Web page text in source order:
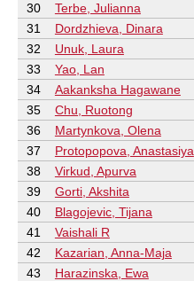
30
Terbe, Julianna
31
Dordzhieva, Dinara
32
Unuk, Laura
33
Yao, Lan
34
Aakanksha Hagawane
35
Chu, Ruotong
36
Martynkova, Olena
37
Protopopova, Anastasiya
38
Virkud, Apurva
39
Gorti, Akshita
40
Blagojevic, Tijana
41
Vaishali R
42
Kazarian, Anna-Maja
43
Harazinska, Ewa